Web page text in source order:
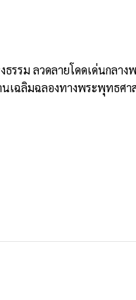
รรม ลวดลายโดดเด่นกลา
เฉลิมฉลองทางพระพุทธศา